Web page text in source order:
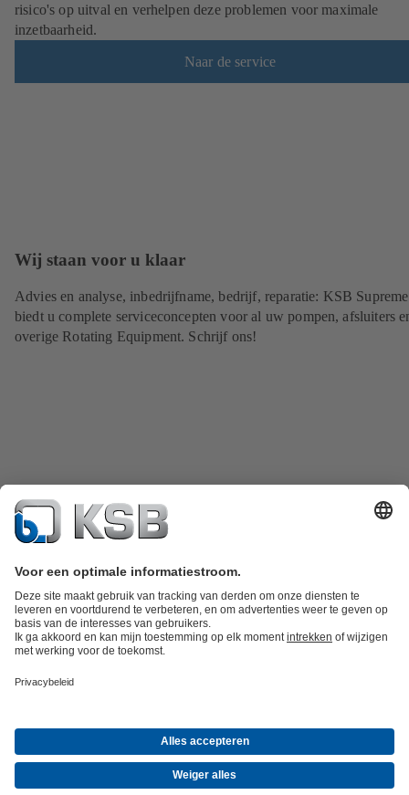
risico's op uitval en verhelpen deze problemen voor maximale
inzetbaarheid.
Naar de service
Wij staan voor u klaar
Advies en analyse, inbedrijfname, bedrijf, reparatie: KSB
biedt u complete serviceconcepten voor al uw pompen, afsluiters
overige Rotating Equipment. Schrijf ons!
WatertechniekIndustrietechniek
BedrijfInformatie evenementenPersinformatieCareer opportunities at